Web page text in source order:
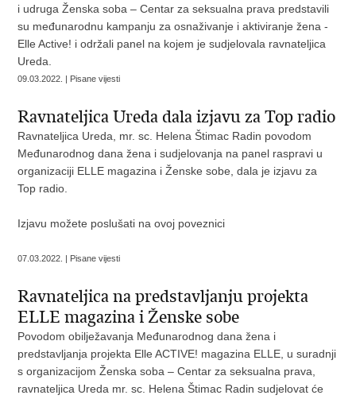
i udruga Ženska soba – Centar za seksualna prava predstavili
su međunarodnu kampanju za osnaživanje i aktiviranje žena -
Elle Active! i održali panel na kojem je sudjelovala ravnateljica
Ureda.
09.03.2022. | Pisane vijesti
Ravnateljica Ureda dala izjavu za Top radio
Ravnateljica Ureda, mr. sc. Helena Štimac Radin povodom
Međunarodnog dana žena i sudjelovanja na panel raspravi u
organizaciji ELLE magazina i Ženske sobe, dala je izjavu za
Top radio.
Izjavu možete poslušati na ovoj poveznici
07.03.2022. | Pisane vijesti
Ravnateljica na predstavljanju projekta
ELLE magazina i Ženske sobe
Povodom obilježavanja Međunarodnog dana žena i
predstavljanja projekta Elle ACTIVE! magazina ELLE, u suradnji
s organizacijom Ženska soba – Centar za seksualna prava,
ravnateljica Ureda mr. sc. Helena Štimac Radin sudjelovat će